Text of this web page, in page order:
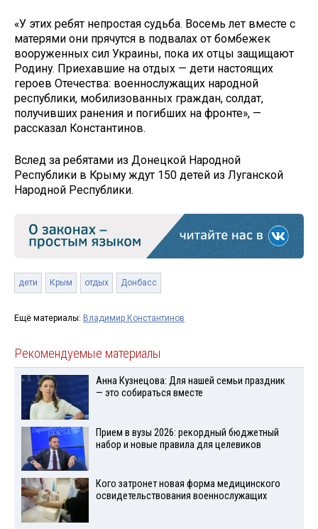
«У этих ребят непростая судьба. Восемь лет вместе с
матерями они прячутся в подвалах от бомбежек
вооруженных сил Украины, пока их отцы защищают
Родину. Приехавшие на отдых — дети настоящих
героев Отечества: военнослужащих народной
республики, мобилизованных граждан, солдат,
получивших ранения и погибших на фронте», —
рассказал Константинов.
Вслед за ребятами из Донецкой Народной
Республики в Крыму ждут 150 детей из Луганской
Народной Республики.
дети Крым отдых Донбасс
Ещё материалы: Владимир Константинов
Рекомендуемые материалы
Анна Кузнецова: Для нашей семьи праздник
— это собираться вместе
Прием в вузы 2026: рекордный бюджетный
набор и новые правила для целевиков
Кого затронет новая форма медицинского
освидетельствования военнослужащих